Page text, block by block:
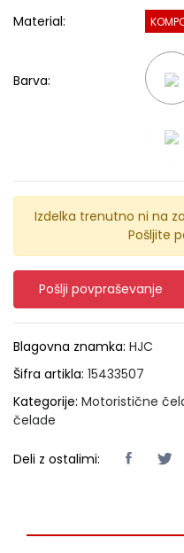
Material:
Barva:
Izdelka trenutno ni na
Pošljite
Pošlji povpraševanje
Blagovna znamka: HJC
Šifra artikla: 15433507
Kategorije: Motoristične
čelade
Deli z ostalimi: